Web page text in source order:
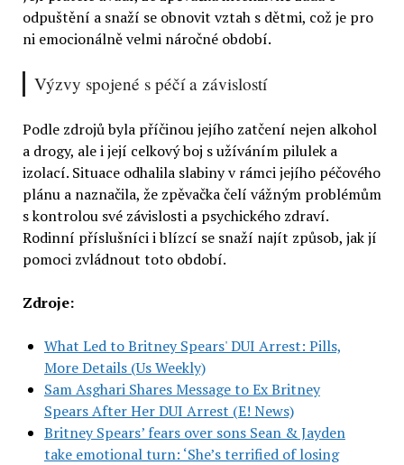
odpuštění a snaží se obnovit vztah s dětmi, což je pro
ni emocionálně velmi náročné období.
Výzvy spojené s péčí a závislostí
Podle zdrojů byla příčinou jejího zatčení nejen alkohol
a drogy, ale i její celkový boj s užíváním pilulek a
izolací. Situace odhalila slabiny v rámci jejího péčového
plánu a naznačila, že zpěvačka čelí vážným problémům
s kontrolou své závislosti a psychického zdraví.
Rodinní příslušníci i blízcí se snaží najít způsob, jak jí
pomoci zvládnout toto období.
Zdroje:
What Led to Britney Spears' DUI Arrest: Pills,
More Details (Us Weekly)
Sam Asghari Shares Message to Ex Britney
Spears After Her DUI Arrest (E! News)
Britney Spears’ fears over sons Sean & Jayden
take emotional turn: ‘She’s terrified of losing